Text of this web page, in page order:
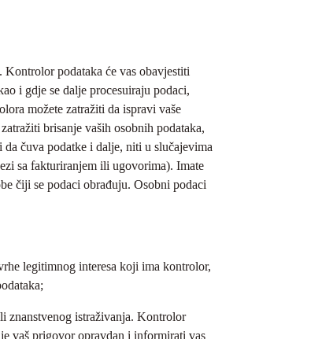
podataka će vas obavjestiti
i gdje se dalje procesuiraju podaci,
možete zatražiti da ispravi vaše
brisanje vaših osobnih podataka,
čuva podatke i dalje, niti u slučajevima
sa fakturiranjem ili ugovorima). Imate
čiji se podaci obrađuju. Osobni podaci
legitimnog interesa koji ima kontrolor,
znanstvenog istraživanja. Kontrolor
vaš prigovor opravdan i informirati vas